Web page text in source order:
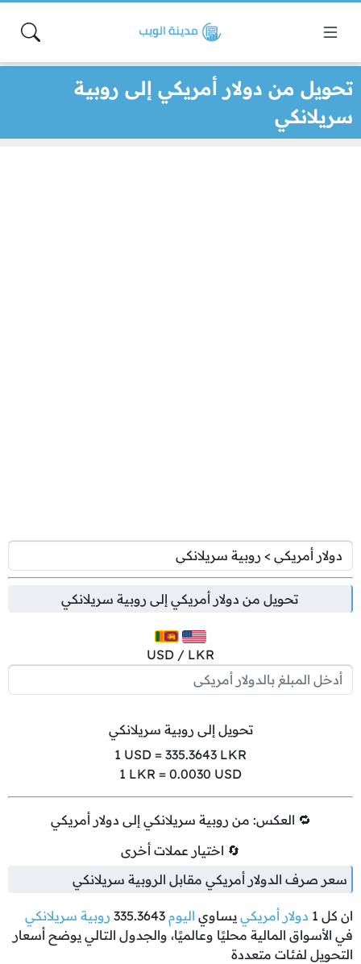
تحويل من دولار أمريكي إلى روبية
سريلانكي
تحويل من دولار أمريكي إلى روبية سريلانكي
USD / LKR
تحويل إلى روبية سريلانكي
1 USD = 335.3643 LKR
1 LKR = 0.0030 USD
🔁 العكس: من روبية سريلانكي إلى دولار أمريكي
🔄 اختيار عملات أخرى
سعر صرف الدولار أمريكي مقابل الروبية سريلانكي
ان كل 1 دولار أمريكي يساوي اليوم 335.3643 روبية سريلانكي
في الأسواق المالية محليًا وعالميًا، والجدول التالي يوضح أسعار
التحويل لفئات متعددة